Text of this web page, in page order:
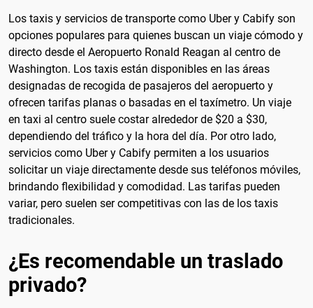
Los taxis y servicios de transporte como Uber y Cabify son
opciones populares para quienes buscan un viaje cómodo y
directo desde el Aeropuerto Ronald Reagan al centro de
Washington. Los taxis están disponibles en las áreas
designadas de recogida de pasajeros del aeropuerto y
ofrecen tarifas planas o basadas en el taxímetro. Un viaje
en taxi al centro suele costar alrededor de $20 a $30,
dependiendo del tráfico y la hora del día. Por otro lado,
servicios como Uber y Cabify permiten a los usuarios
solicitar un viaje directamente desde sus teléfonos móviles,
brindando flexibilidad y comodidad. Las tarifas pueden
variar, pero suelen ser competitivas con las de los taxis
tradicionales.
¿Es recomendable un traslado
privado?